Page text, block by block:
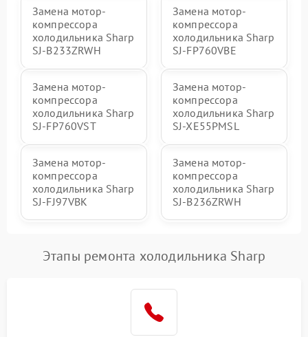
Замена мотор-
компрессора
холодильника Sharp
SJ-B233ZRWH
Замена мотор-
компрессора
холодильника Sharp
SJ-FP760VBE
Замена мотор-
компрессора
холодильника Sharp
SJ-FP760VST
Замена мотор-
компрессора
холодильника Sharp
SJ-XE55PMSL
Замена мотор-
компрессора
холодильника Sharp
SJ-FJ97VBK
Замена мотор-
компрессора
холодильника Sharp
SJ-B236ZRWH
Этапы ремонта холодильника Sharp